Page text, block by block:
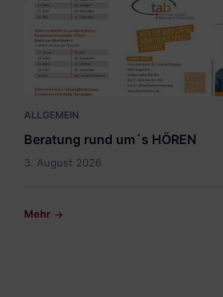
Sprechtagskalender
tab
2026
1.pdf
ALLGEMEIN
Beratung rund um´s HÖREN
3. August 2026
Mehr